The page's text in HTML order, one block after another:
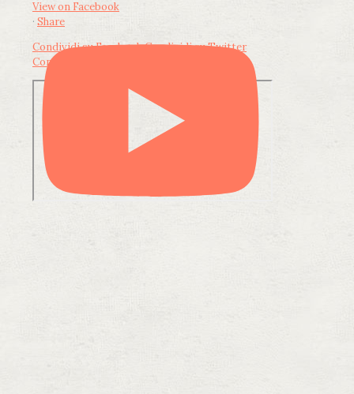
View on Facebook
· Share
Condividi su FacebookCondividi su Twitter
Condividi su LinkedIn